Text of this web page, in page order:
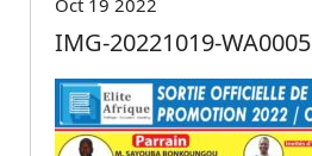
IMG-20221019-WA0005